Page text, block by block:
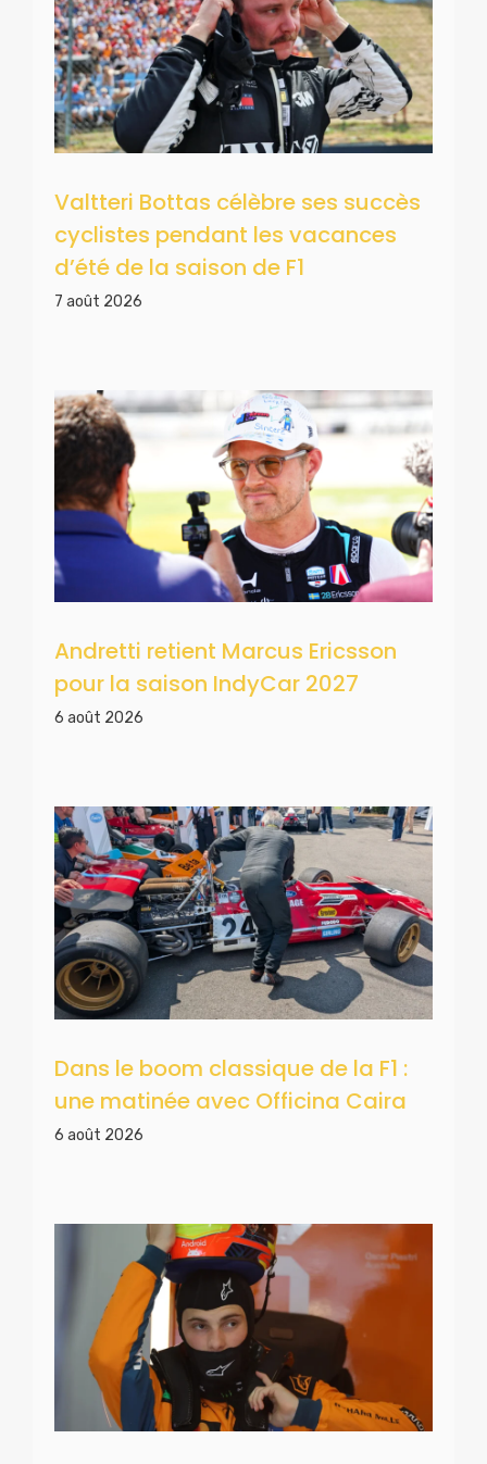
Valtteri Bottas célèbre ses succès
cyclistes pendant les vacances
d’été de la saison de F1
7 août 2026
Andretti retient Marcus Ericsson
pour la saison IndyCar 2027
6 août 2026
Dans le boom classique de la F1 :
une matinée avec Officina Caira
6 août 2026